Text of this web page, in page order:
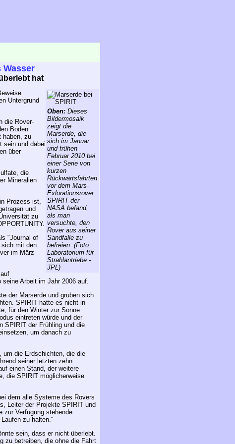
Wasser
hat
Oben: Dieses
Bildermosaik
zeigt die
Marserde, die
sich im Januar
und frühen
Februar 2010 bei
einer Serie von
kurzen
Rückwärtsfahrten
vor dem Mars-
Exlorationsrover
SPIRIT der
NASA befand,
als man
versuchte, den
Rover aus seiner
Sandfalle zu
befreien. (Foto:
Laboratorium für
Strahlantriebe -
JPL)
Untergrund
die Rover-
Boden
haben, zu
sein und dabei
über
die
Mineralien
Prozess ist,
und
zu
"Journal of
sich mit den
im März
Arbeit im Jahr 2006 auf.
der Marserde und gruben sich
SPIRIT hatte es nicht in
für den Winter zur Sonne
eintreten würde und der
SPIRIT der Frühling und die
um danach zu
um die Erdschichten, die die
seiner letzten zehn
einen Stand, der weitere
die SPIRIT möglicherweise
dem alle Systeme des Rovers
Leiter der Projekte SPIRIT und
zur Verfügung stehende
zu halten."
sein, dass er nicht überlebt.
zu betreiben, die ohne die Fahrt